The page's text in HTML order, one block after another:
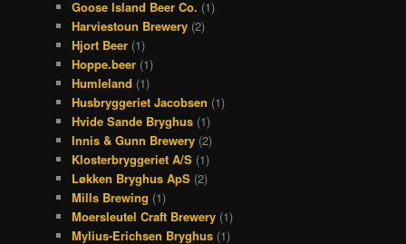
Goose Island Beer Co. (1)
Harviestoun Brewery (2)
Hjort Beer (1)
Hoppe.beer (1)
Humleland (1)
Husbryggeriet Jacobsen (1)
Hvide Sande Bryghus (1)
Innis & Gunn Brewery (2)
Klosterbryggeriet A/S (1)
Løkken Bryghus ApS (2)
Mills Brewing (1)
Moersleutel Craft Brewery (1)
Mylius-Erichsen Bryghus (1)